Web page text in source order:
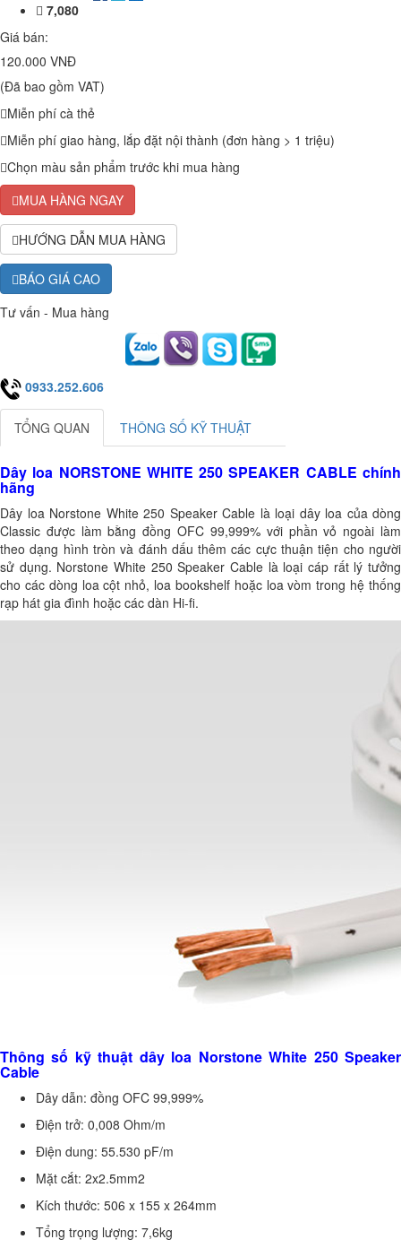
7,080
Giá bán:
120.000 VNĐ
(Đã bao gồm VAT)
Miễn phí cà thẻ
Miễn phí giao hàng, lắp đặt nội thành (đơn hàng > 1 triệu)
Chọn màu sản phẩm trước khi mua hàng
MUA HÀNG NGAY
HƯỚNG DẪN MUA HÀNG
BÁO GIÁ CAO
Tư vấn - Mua hàng
0933.252.606
TỔNG QUAN THÔNG SỐ KỸ THUẬT
Dây loa NORSTONE WHITE 250 SPEAKER CABLE chính
hãng
Dây loa Norstone White 250 Speaker Cable là loại dây loa của dòng
Classic được làm bằng đồng OFC 99,999% với phần vỏ ngoài làm
theo dạng hình tròn và đánh dấu thêm các cực thuận tiện cho người
sử dụng. Norstone White 250 Speaker Cable là loại cáp rất lý tưởng
cho các dòng loa cột nhỏ, loa bookshelf hoặc loa vòm trong hệ thống
rạp hát gia đình hoặc các dàn Hi-fi.
Thông số kỹ thuật dây loa Norstone White 250 Speaker
Cable
Dây dẫn: đồng OFC 99,999%
Điện trở: 0,008 Ohm/m
Điện dung: 55.530 pF/m
Mặt cắt: 2x2.5mm2
Kích thước: 506 x 155 x 264mm
Tổng trọng lượng: 7,6kg